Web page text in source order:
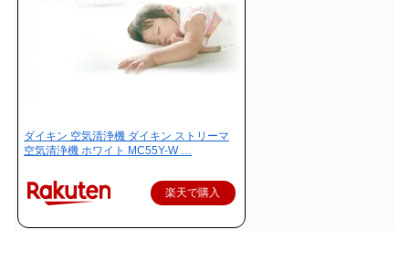
ダイキン 空気清浄機 ダイキン ストリーマ
空気清浄機 ホワイト MC55Y-W …
楽天で購入